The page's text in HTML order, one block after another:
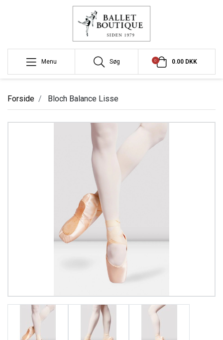
Menu Søg 0 0.00 DKK
Forside Bloch Balance Lisse